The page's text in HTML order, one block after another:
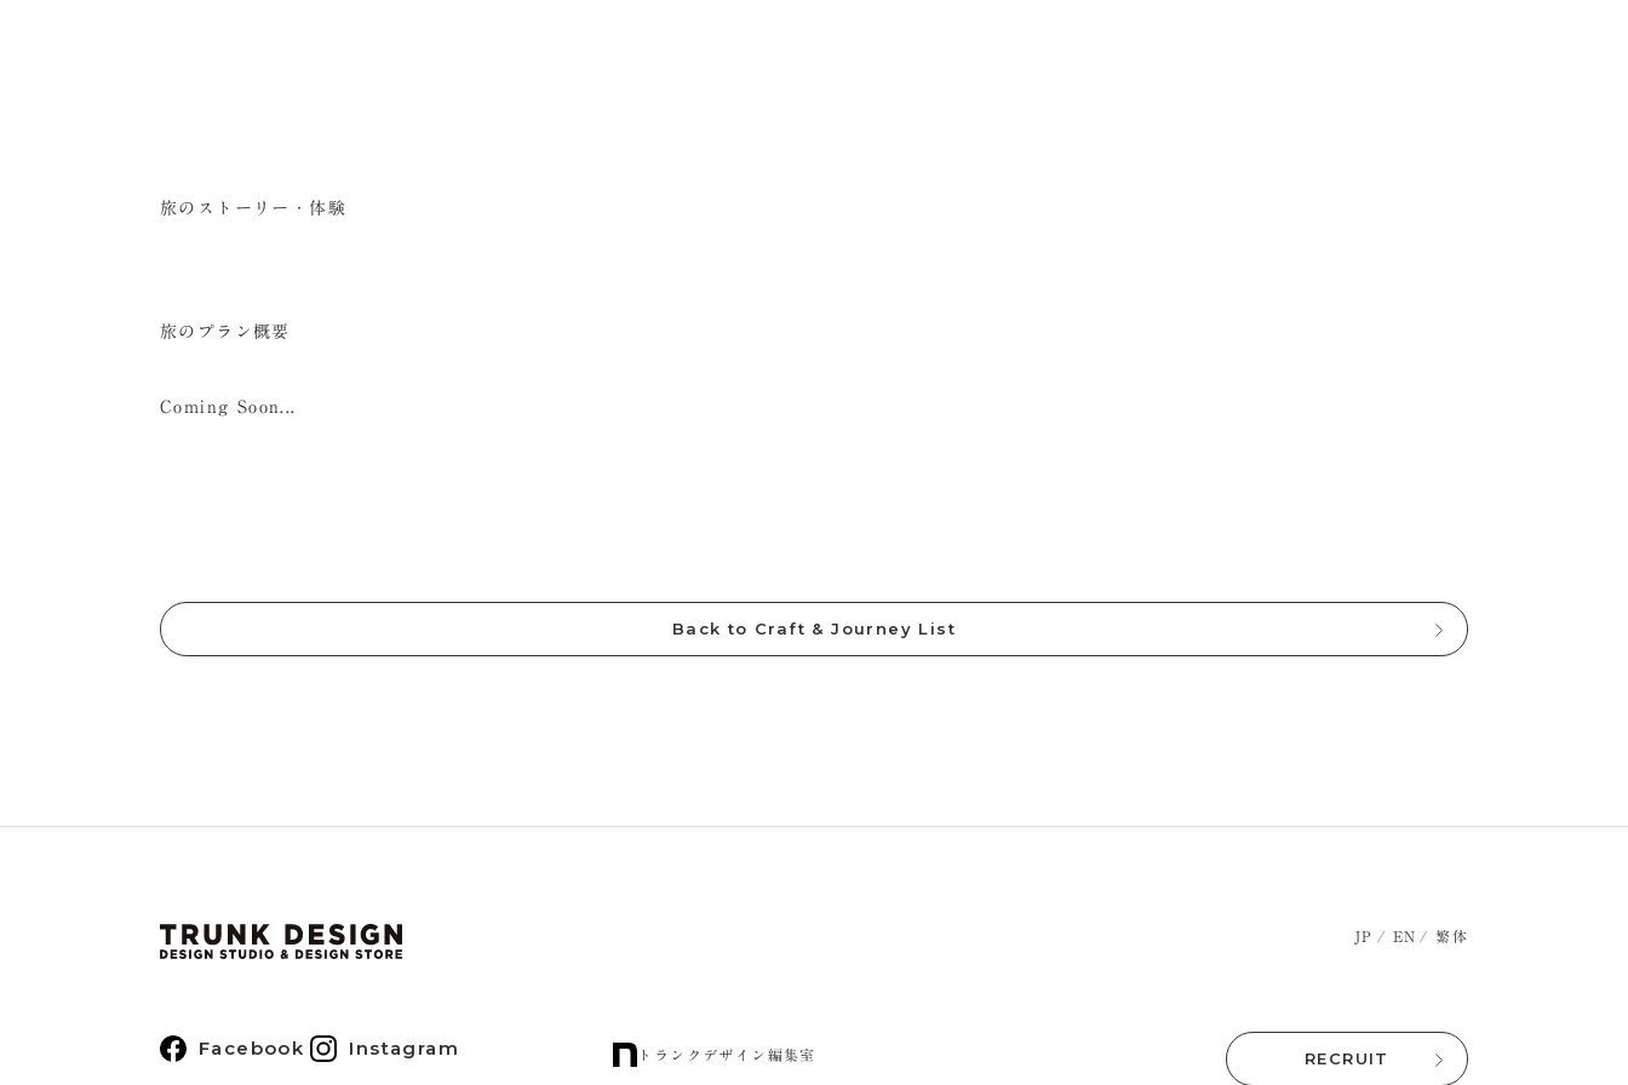
旅のストーリー・体験
旅のプラン概要
Coming Soon...
Back to Craft & Journey List
JP EN 繁体
Facebook Instagram トランクデザイン編集室 RECRUIT